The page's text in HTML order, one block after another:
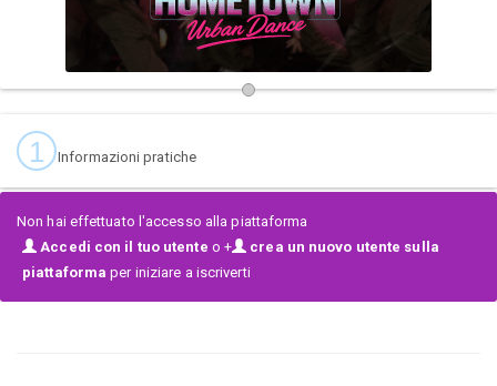
1 Informazioni pratiche
Non hai effettuato l'accesso alla piattaforma
Accedi con il tuo utente o +
crea un nuovo utente sulla
piattaforma per iniziare a iscriverti